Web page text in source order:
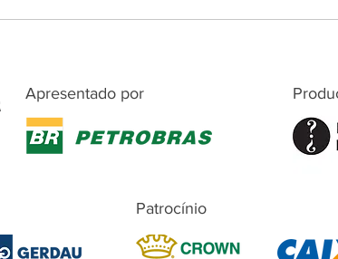
Apresentado por
Patrocínio